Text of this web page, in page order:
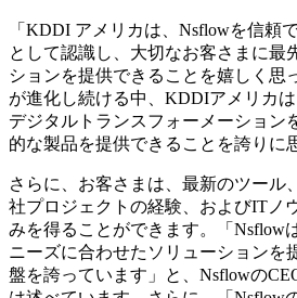
「KDDI アメリカは、Nsflowを信頼
として認識し、大切なお客さまに最
ションを提供できることを嬉しく思
が進化し続ける中、KDDIアメリカ
デジタルトランスフォーメーション
的な製品を提供できることを誇りに
さらに、お客さまは、最新のツール
社プロジェクトの経験、およびITノ
みを得ることができます。「Nsflow
ニーズに合わせたソリューションを
盤を誇っています」と、Nsflowの